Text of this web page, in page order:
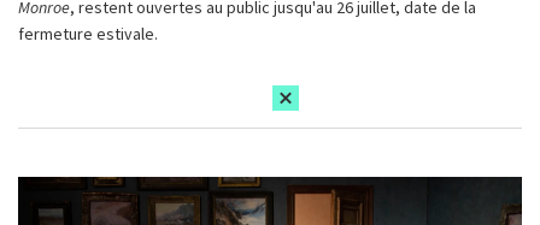
Monroe, restent ouvertes au public jusqu'au 26 juillet, date de la
fermeture estivale.